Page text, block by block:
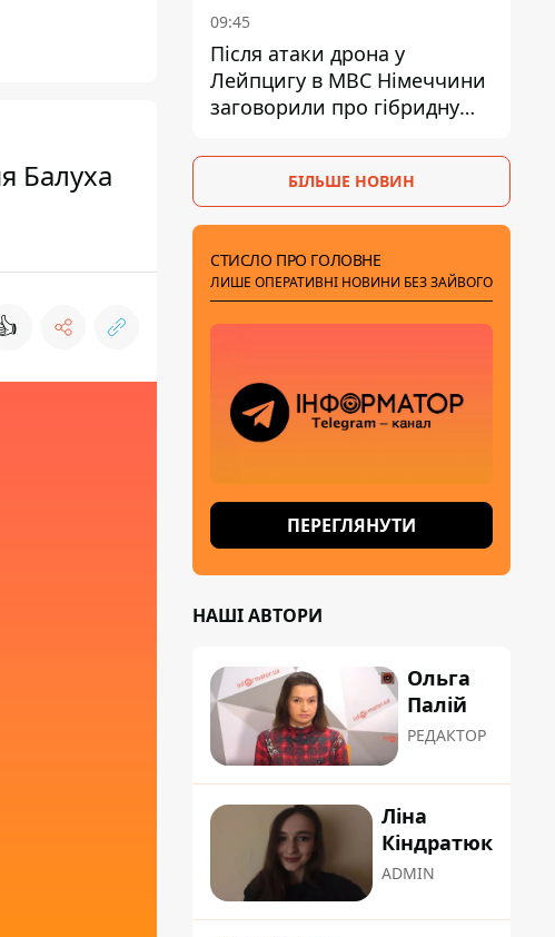
Балуха
09:45
Після атаки дрона у
Лейпцигу в МВС Німеччини
заговорили про гібридну
БІЛЬШЕ НОВИН
СТИСЛО ПРО ГОЛОВНЕ
ЛИШЕ ОПЕРАТИВНІ НОВИНИ БЕЗ ЗАЙВОГО
ПЕРЕГЛЯНУТИ
НАШІ АВТОРИ
Ольга
Палій
РЕДАКТОР
Ліна
Кіндратюк
ADMIN